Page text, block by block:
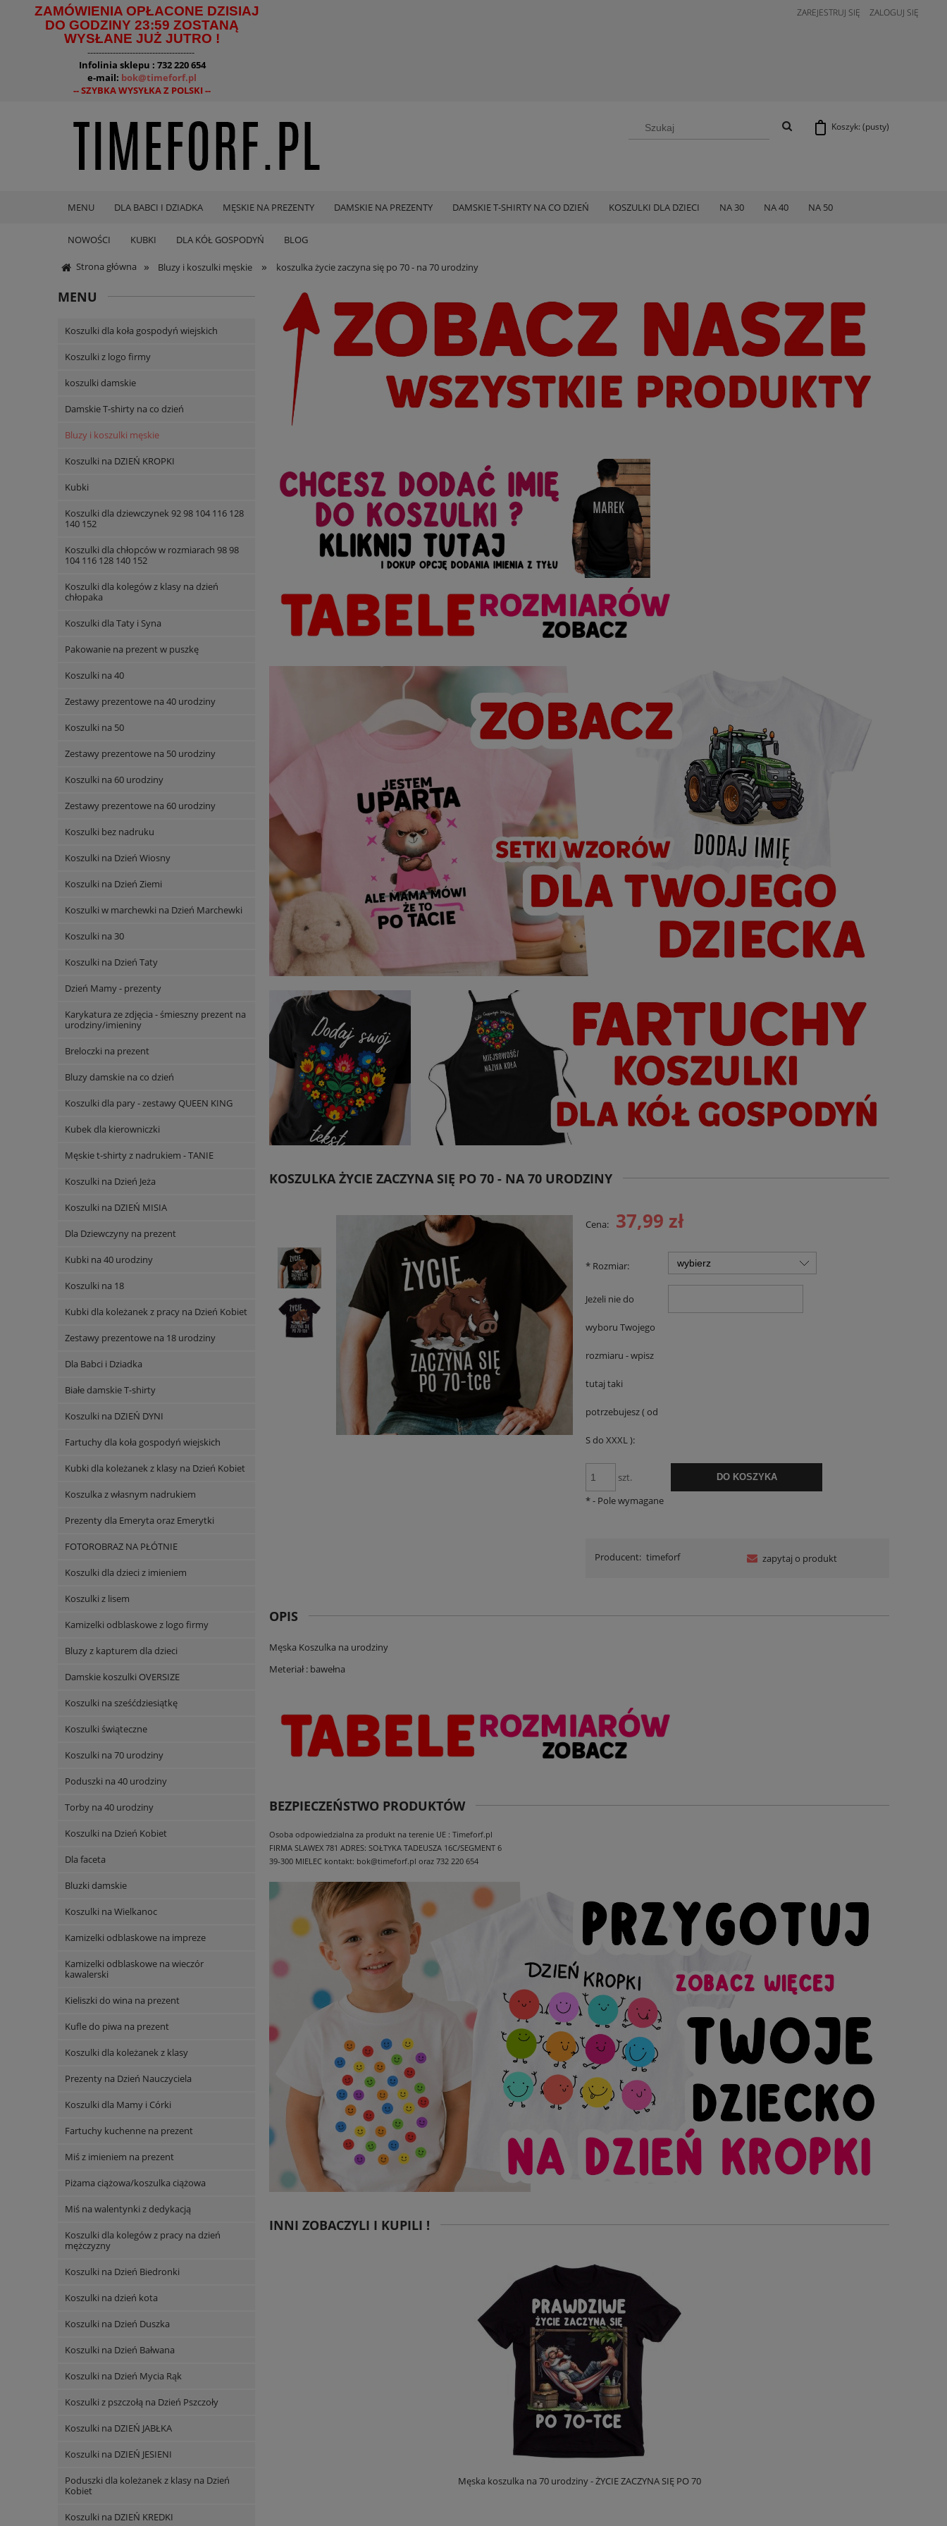
ZAMÓWIENIA OPŁACONE DZISIAJ
DO GODZINY 23:59 ZOSTANĄ
WYSŁANE JUŻ JUTRO !
--------------------------------------
Infolinia sklepu : 732 220 654
e-mail: bok@timeforf.pl
-- SZYBKA WYSYŁKA Z POLSKI --
ZAREJESTRUJ SIĘ ZALOGUJ SIĘ
Koszyk: (pusty)
MENU DLA BABCI I DZIADKA MĘSKIE NA PREZENTY DAMSKIE NA PREZENTY DAMSKIE T-SHIRTY NA CO DZIEŃ KOSZULKI DLA DZIECI NA 30 NA 40 NA 50
NOWOŚCI KUBKI DLA KÓŁ GOSPODYŃ BLOG
Strona główna » Bluzy i koszulki męskie » koszulka życie zaczyna się po 70 - na 70 urodziny
MENU
Koszulki dla koła gospodyń wiejskich
Koszulki z logo firmy
koszulki damskie
Damskie T-shirty na co dzień
Bluzy i koszulki męskie
Koszulki na DZIEŃ KROPKI
Kubki
Koszulki dla dziewczynek 92 98 104 116 128
140 152
Koszulki dla chłopców w rozmiarach 98 98
104 116 128 140 152
Koszulki dla kolegów z klasy na dzień
chłopaka
Koszulki dla Taty i Syna
Pakowanie na prezent w puszkę
Koszulki na 40
Zestawy prezentowe na 40 urodziny
Koszulki na 50
Zestawy prezentowe na 50 urodziny
Koszulki na 60 urodziny
Zestawy prezentowe na 60 urodziny
Koszulki bez nadruku
Koszulki na Dzień Wiosny
Koszulki na Dzień Ziemi
Koszulki w marchewki na Dzień Marchewki
Koszulki na 30
Koszulki na Dzień Taty
Dzień Mamy - prezenty
Karykatura ze zdjęcia - śmieszny prezent na
urodziny/imieniny
Breloczki na prezent
Bluzy damskie na co dzień
Koszulki dla pary - zestawy QUEEN KING
Kubek dla kierowniczki
Męskie t-shirty z nadrukiem - TANIE
Koszulki na Dzień Jeża
Koszulki na DZIEŃ MISIA
Dla Dziewczyny na prezent
Kubki na 40 urodziny
Koszulki na 18
Kubki dla koleżanek z pracy na Dzień Kobiet
Zestawy prezentowe na 18 urodziny
Dla Babci i Dziadka
Białe damskie T-shirty
Koszulki na DZIEŃ DYNI
Fartuchy dla koła gospodyń wiejskich
Kubki dla koleżanek z klasy na Dzień Kobiet
Koszulka z własnym nadrukiem
Prezenty dla Emeryta oraz Emerytki
FOTOROBRAZ NA PŁÓTNIE
Koszulki dla dzieci z imieniem
Koszulki z lisem
Kamizelki odblaskowe z logo firmy
Bluzy z kapturem dla dzieci
Damskie koszulki OVERSIZE
Koszulki na sześćdziesiątkę
Koszulki świąteczne
Koszulki na 70 urodziny
Poduszki na 40 urodziny
Torby na 40 urodziny
Koszulki na Dzień Kobiet
Dla faceta
Bluzki damskie
Koszulki na Wielkanoc
Kamizelki odblaskowe na impreze
Kamizelki odblaskowe na wieczór
kawalerski
Kieliszki do wina na prezent
Kufle do piwa na prezent
Koszulki dla koleżanek z klasy
Prezenty na Dzień Nauczyciela
Koszulki dla Mamy i Córki
Fartuchy kuchenne na prezent
Miś z imieniem na prezent
Piżama ciążowa/koszulka ciążowa
Miś na walentynki z dedykacją
Koszulki dla kolegów z pracy na dzień
mężczyzny
Koszulki na Dzień Biedronki
Koszulki na dzień kota
Koszulki na Dzień Duszka
Koszulki na Dzień Bałwana
Koszulki na Dzień Mycia Rąk
Koszulki z pszczołą na Dzień Pszczoły
Koszulki na DZIEŃ JABŁKA
Koszulki na DZIEŃ JESIENI
Poduszki dla koleżanek z klasy na Dzień
Kobiet
Koszulki na DZIEŃ KREDKI
KOSZULKA ŻYCIE ZACZYNA SIĘ PO 70 - NA 70 URODZINY
Cena: 37,99 zł
* Rozmiar:
Jeżeli nie do
wyboru Twojego
rozmiaru - wpisz
tutaj taki
potrzebujesz ( od
S do XXXL ):
szt. DO KOSZYKA
*- Pole wymagane
Producent: timeforf zapytaj o produkt
OPIS
Męska Koszulka na urodziny
Meteriał : bawełna
BEZPIECZEŃSTWO PRODUKTÓW
Osoba odpowiedzialna za produkt na terenie UE : Timeforf.pl
FIRMA SLAWEX 781 ADRES: SOŁTYKA TADEUSZA 16C/SEGMENT 6
39-300 MIELEC kontakt: bok@timeforf.pl oraz 732 220 654
INNI ZOBACZYLI I KUPILI !
Męska koszulka na 70 urodziny - ŻYCIE ZACZYNA SIĘ PO 70